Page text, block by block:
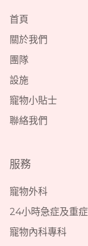
首頁
關於我們
團隊
設施
寵物小貼士
聯絡我們
服務
寵物外科
24小時急症及重
寵物內科專科